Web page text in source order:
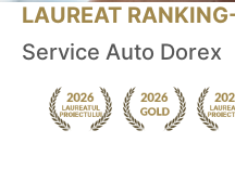
LAUREAT
Service Auto Dorex